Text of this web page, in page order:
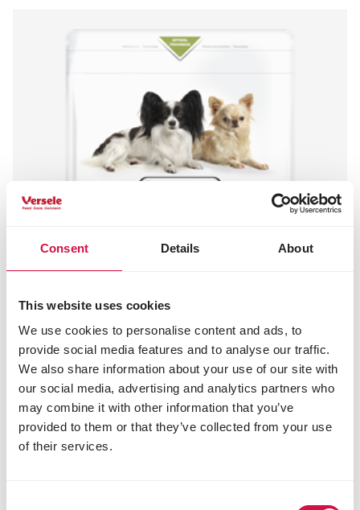
Consent Details About
This website uses cookies
We use cookies to personalise content and ads, to
provide social media features and to analyse our traffic.
We also share information about your use of our site with
our social media, advertising and analytics partners who
may combine it with other information that you’ve
provided to them or that they’ve collected from your use
of their services.
OPTI LIFE